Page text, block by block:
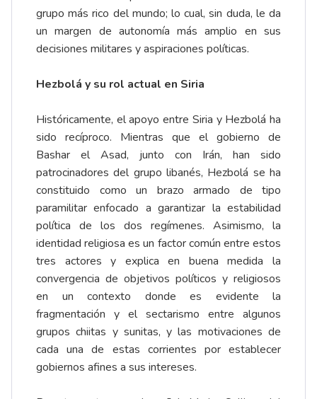
grupo más rico del mundo; lo cual, sin duda, le da
un margen de autonomía más amplio en sus
decisiones militares y aspiraciones políticas.
Hezbolá y su rol actual en Siria
Históricamente, el apoyo entre Siria y Hezbolá ha
sido recíproco. Mientras que el gobierno de
Bashar el Asad, junto con Irán, han sido
patrocinadores del grupo libanés, Hezbolá se ha
constituido como un brazo armado de tipo
paramilitar enfocado a garantizar la estabilidad
política de los dos regímenes. Asimismo, la
identidad religiosa es un factor común entre estos
tres actores y explica en buena medida la
convergencia de objetivos políticos y religiosos
en un contexto donde es evidente la
fragmentación y el sectarismo entre algunos
grupos chiitas y sunitas, y las motivaciones de
cada una de estas corrientes por establecer
gobiernos afines a sus intereses.